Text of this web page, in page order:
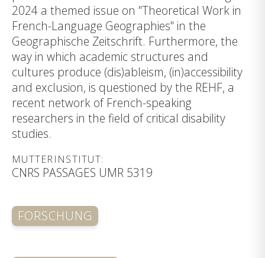
2024 a themed issue on "Theoretical Work in
French-Language Geographies" in the
Geographische Zeitschrift. Furthermore, the
way in which academic structures and
cultures produce (dis)ableism, (in)accessibility
and exclusion, is questioned by the REHF, a
recent network of French-speaking
researchers in the field of critical disability
studies.
MUTTERINSTITUT:
CNRS PASSAGES UMR 5319
FORSCHUNG